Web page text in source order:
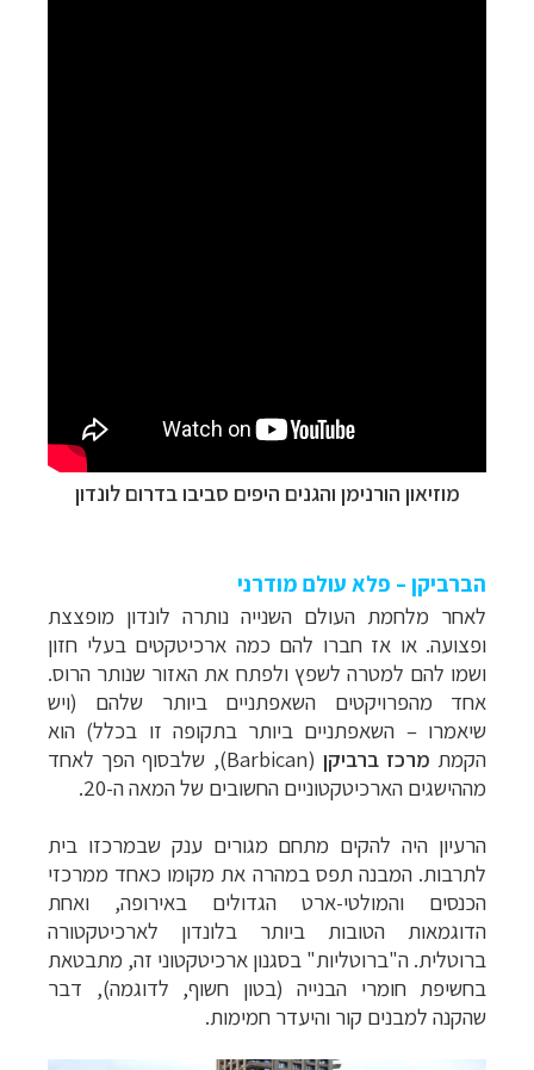
מוזיאון הורנימן והגנים היפים סביבו בדרום לונדון
הברביקן – פלא עולם מודרני
לאחר מלחמת העולם השנייה נותרה לונדון מופצצת
ופצועה. או אז חברו להם כמה ארכיטקטים בעלי חזון
ושמו להם למטרה לשפץ ולפתח את האזור שנותר הרוס.
אחד מהפרויקטים השאפתניים ביותר שלהם (ויש
שיאמרו– השאפתניים ביותר בתקופה זו בכלל) הוא
הקמת מרכז ברביקן (
Barbican), שלבסוף הפך לאחד
מההישגים הארכיטקטוניים החשובים של המאה ה-20.
הרעיון היה להקים מתחם מגורים ענק שבמרכזו בית
לתרבות. המבנה תפס במהרה את מקומו כאחד ממרכזי
הכנסים והמולטי-ארט הגדולים באירופה, ואחת
הדוגמאות הטובות ביותר בלונדון לארכיטקטורה
ברוטלית. ה"ברוטליות" בסגנון ארכיטקטוני זה, מתבטאת
בחשיפת חומרי הבנייה (בטון חשוף, לדוגמה), דבר
שהקנה למבנים קור והיעדר חמימות.